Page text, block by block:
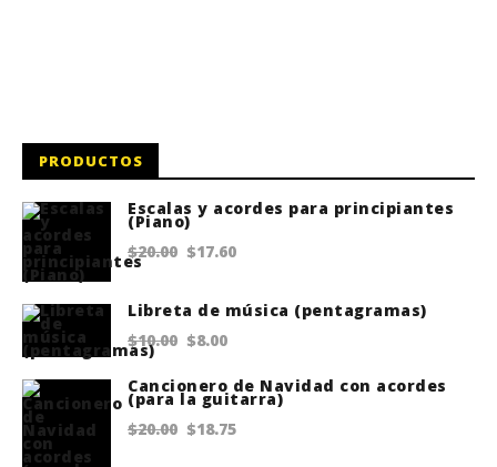
PRODUCTOS
Escalas y acordes para principiantes
(Piano)
$20.00 Original
was:
$20.00.
$17.60
is:
Libreta de música (pentagramas)
$10.00 Original
was:
$10.00.
$8.00
is:
$8.00.
Cancionero de Navidad con acordes
(para la guitarra)
$20.00 Original
$18.75